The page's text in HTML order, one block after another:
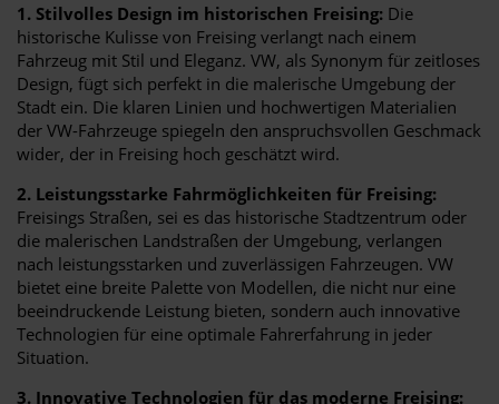
1. Stilvolles Design im historischen Freising: Die
historische Kulisse von Freising verlangt nach einem
Fahrzeug mit Stil und Eleganz. VW, als Synonym für zeitloses
Design, fügt sich perfekt in die malerische Umgebung der
Stadt ein. Die klaren Linien und hochwertigen Materialien
der VW-Fahrzeuge spiegeln den anspruchsvollen Geschmack
wider, der in Freising hoch geschätzt wird.
2. Leistungsstarke Fahrmöglichkeiten für Freising:
Freisings Straßen, sei es das historische Stadtzentrum oder
die malerischen Landstraßen der Umgebung, verlangen
nach leistungsstarken und zuverlässigen Fahrzeugen. VW
bietet eine breite Palette von Modellen, die nicht nur eine
beeindruckende Leistung bieten, sondern auch innovative
Technologien für eine optimale Fahrerfahrung in jeder
Situation.
3. Innovative Technologien für das moderne Freising: